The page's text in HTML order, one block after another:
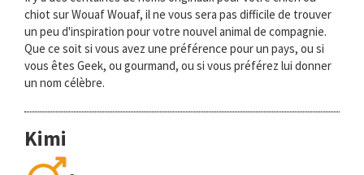
chiot sur Wouaf Wouaf, il ne vous sera pas difficile de trouver
un peu d'inspiration pour votre nouvel animal de compagnie.
Que ce soit si vous avez une préférence pour un pays, ou si
vous êtes Geek, ou gourmand, ou si vous préférez lui donner
un nom célèbre.
Kimi